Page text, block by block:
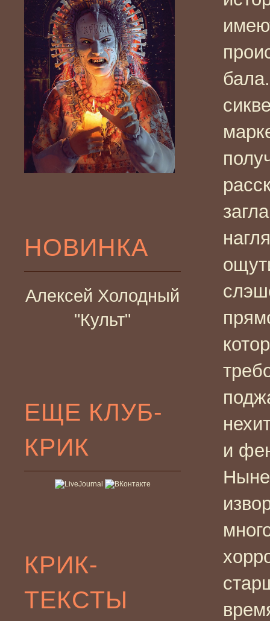
НОВИНКА
Алексей Холодный
"Культ"
ЕЩЕ КЛУБ-
КРИК
КРИК-
ТЕКСТЫ
и